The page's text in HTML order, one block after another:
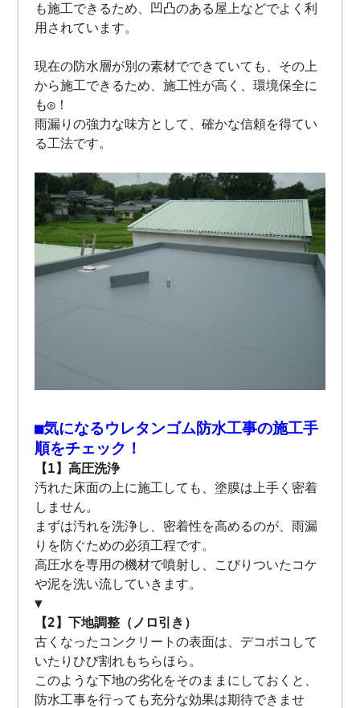
も施工できるため、凹凸のある屋上などでよく利
用されています。
現在の防水層が別の素材でできていても、その上
から施工できるため、施工性が高く、環境保全に
も◎！
雨漏りの強力な味方として、確かな信頼を得てい
る工法です。
■気になるウレタンゴム防水工事の施工手
順をチェック！
【1】高圧洗浄
汚れた床面の上に施工しても、塗膜は上手く密着
しません。
まずは汚れを洗浄し、密着性を高めるのが、雨漏
りを防ぐための必須工程です。
高圧水を専用の機材で噴射し、こびりついたコケ
や泥を洗い流していきます。
▼
【2】下地調整（ノロ引き）
古くなったコンクリートの表面は、デコボコして
いたりひび割れもちらほら。
このような下地の劣化をそのままにしておくと、
防水工事を行っても充分な効果は期待できませ